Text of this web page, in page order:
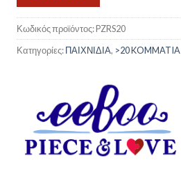
Κωδικός προϊόντος:PZRS20
Κατηγορίες:ΠΑΙΧΝΙΔΙΑ, >20 KOMMATIA